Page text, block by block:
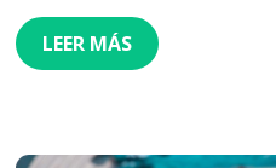
LEER MÁS